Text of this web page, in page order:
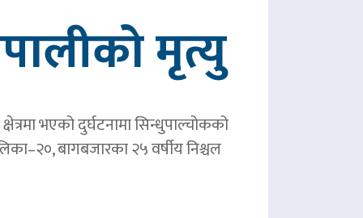
मृत्यु
भएको दुर्घटनामा सिन्धुपाल्चोकको
बागबजारका २५ वर्षीय निश्चल